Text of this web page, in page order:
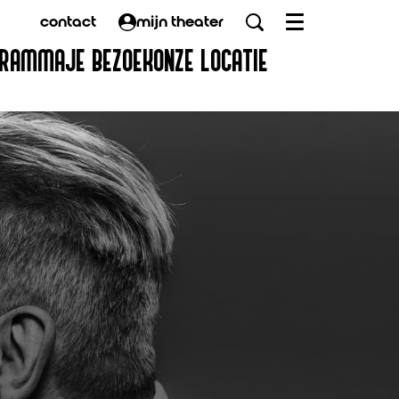
contact mijn theater
JE BEZOEK ONZE LOCATIE
Menu